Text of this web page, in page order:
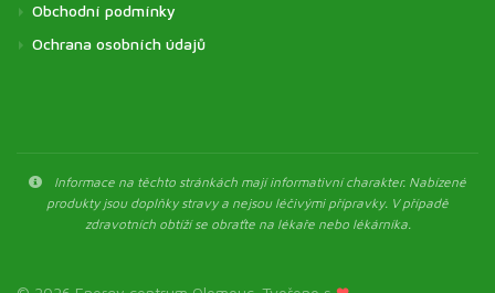
Obchodní podmínky
Ochrana osobních údajů
Informace na těchto stránkách mají informativní charakter. Nabízené
produkty jsou doplňky stravy a nejsou léčivými přípravky. V případě
zdravotních obtíží se obraťte na lékaře nebo lékárníka.